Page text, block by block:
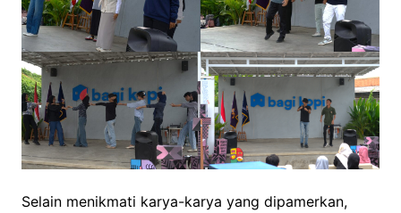
Selain menikmati karya-karya yang dipamerkan,